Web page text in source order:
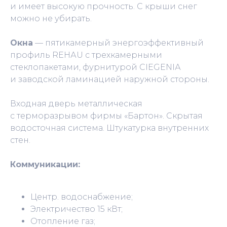
и имеет высокую прочность. С крыши снег
можно не убирать.
Окна — пятикамерный энергоэффективный
профиль RЕНАU с трехкамерными
стеклопакетами, фурнитурой СIЕGЕNIА
и заводской ламинацией наружной стороны.
Входная дверь металлическая
с терморазрывом фирмы «Бартон». Скрытая
водосточная система. Штукатурка внутренних
стен.
Коммуникации:
Центр. водоснабжение;
Электричество 15 кВт;
Отопление газ;